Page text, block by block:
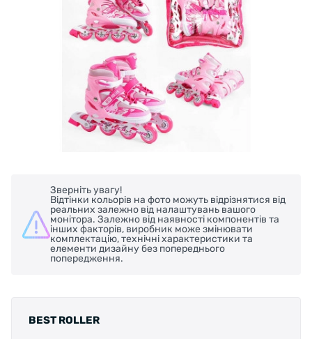
Зверніть увагу!
Відтінки кольорів на фото можуть відрізнятися від
реальних залежно від налаштувань вашого
монітора. Залежно від наявності компонентів та
інших факторів, виробник може змінювати
комплектацію, технічні характеристики та
елементи дизайну без попереднього
попередження.
BEST ROLLER